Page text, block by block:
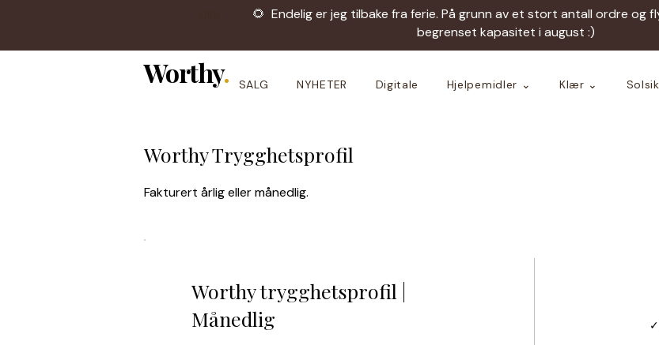
🌻 Endelig er jeg tilbake fra ferie. På grunn av et stort antall ordre og
begrenset kapasitet i august :)
Worthy. SALG NYHETER Digitale Hjelpemidler ⌄ Klær ⌄
Worthy trygghetsprofil |
Månedlig
Worthy Trygghetsprofil
Fakturert årlig eller månedlig.